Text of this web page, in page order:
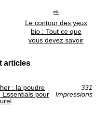
Le contour des yeux
bio : Tout ce que
vous devez savoir
articles
: la poudre
Essentials pour
331
Impressions